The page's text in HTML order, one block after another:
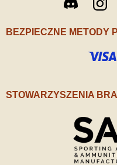
Discord
BEZPIECZNE METODY
STOWARZYSZENIA